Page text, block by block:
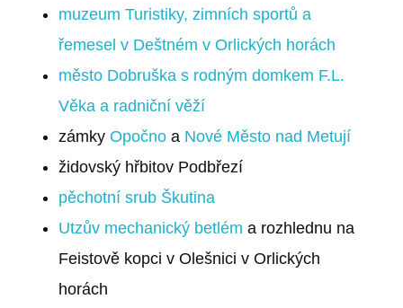
muzeum Turistiky, zimních sportů a
řemesel v Deštném v Orlických horách
město Dobruška s rodným domkem F.L.
Věka a radniční věží
zámky Opočnoa Nové Město nad Metují
židovský hřbitov Podbřezí
pěchotní srub Škutina
Utzův mechanický betlém a rozhlednu na
Feistově kopci v Olešnici v Orlických
horách